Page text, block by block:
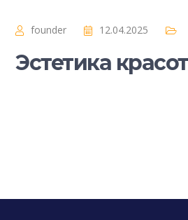
founder 12.04.2025
Эстетика